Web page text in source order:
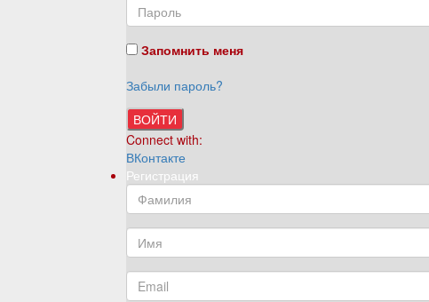
Запомнить меня
Забыли пароль?
ВОЙТИ
Connect with:
ВКонтакте
Регистрация